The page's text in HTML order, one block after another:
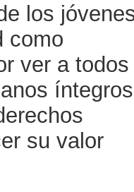
los
como
ver a todos
su valor